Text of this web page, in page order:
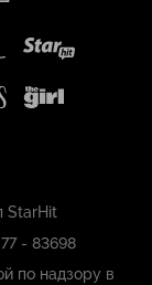
StarHit
- 83698
по надзору в